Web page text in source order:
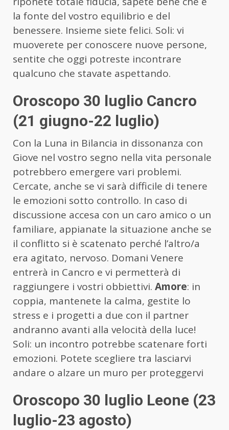
la fonte del vostro equilibrio e del
benessere. Insieme siete felici. Soli: vi
muoverete per conoscere nuove persone,
sentite che oggi potreste incontrare
qualcuno che stavate aspettando.
Oroscopo 30 luglio Cancro
(21 giugno-22 luglio)
Con la Luna in Bilancia in dissonanza con
Giove nel vostro segno nella vita personale
potrebbero emergere vari problemi.
Cercate, anche se vi sarà difficile di tenere
le emozioni sotto controllo. In caso di
discussione accesa con un caro amico o un
familiare, appianate la situazione anche se
il conflitto si è scatenato perché l’altro/a
era agitato, nervoso. Domani Venere
entrerà in Cancro e vi permetterà di
raggiungere i vostri obbiettivi. Amore: in
coppia, mantenete la calma, gestite lo
stress e i progetti a due con il partner
andranno avanti alla velocità della luce!
Soli: un incontro potrebbe scatenare forti
emozioni. Potete scegliere tra lasciarvi
andare o alzare un muro per proteggervi
Oroscopo 30 luglio Leone (23
luglio-23 agosto)